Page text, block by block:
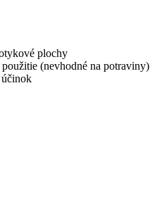
plochy
(nevhodné na potraviny)
účinok